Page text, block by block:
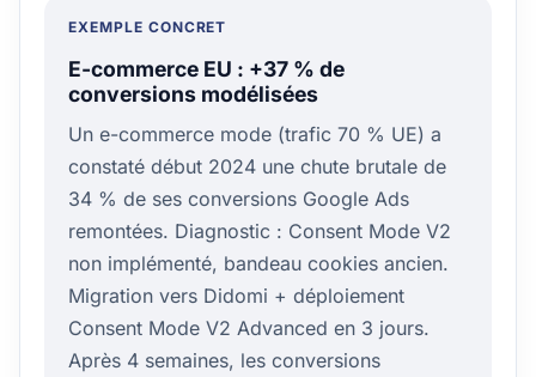
EXEMPLE CONCRET
E-commerce EU : +37 % de
conversions modélisées
Un e-commerce mode (trafic 70 % UE) a
constaté début 2024 une chute brutale de
34 % de ses conversions Google Ads
remontées. Diagnostic : Consent Mode V2
non implémenté, bandeau cookies ancien.
Migration vers Didomi + déploiement
Consent Mode V2 Advanced en 3 jours.
Après 4 semaines, les conversions